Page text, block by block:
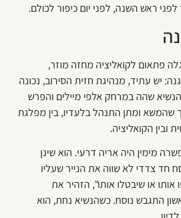
ראש השנה, לפני יום כיפור לכולם.
פתאום לקואליציה מחזה מוזר,
יש עתיד, מנהיגת חזית הסירוב, נכונה
שהה במרחק אלפי מיילים והפרש
ומתן התנהל בלעדיו, בין מפלגת
ובין הקואליציה.
מימין היה אריה דרעי. הוא שינן
חד צדדי לא שווה את הנייר שעליו
אותו או שיבטלו אותו", הזהיר את
התגבש נוסח. כשהנשיא נחת, הוא